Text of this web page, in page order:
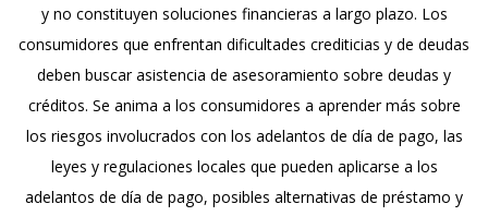
y no constituyen soluciones financieras a largo plazo. Los
consumidores que enfrentan dificultades crediticias y de deudas
deben buscar asistencia de asesoramiento sobre deudas y
créditos. Se anima a los consumidores a aprender más sobre
los riesgos involucrados con los adelantos de día de pago, las
leyes y regulaciones locales que pueden aplicarse a los
adelantos de día de pago, posibles alternativas de préstamo y